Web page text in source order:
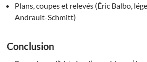
Plans, coupes et relevés (Éric Balbo,
Andrault-Schmitt)
Conclusion